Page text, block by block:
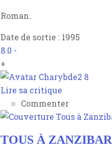
Roman.
Date de sortie : 1995
8.0 -
+
8
Lire sa critique
Commenter
TOUS À ZANZIBAR